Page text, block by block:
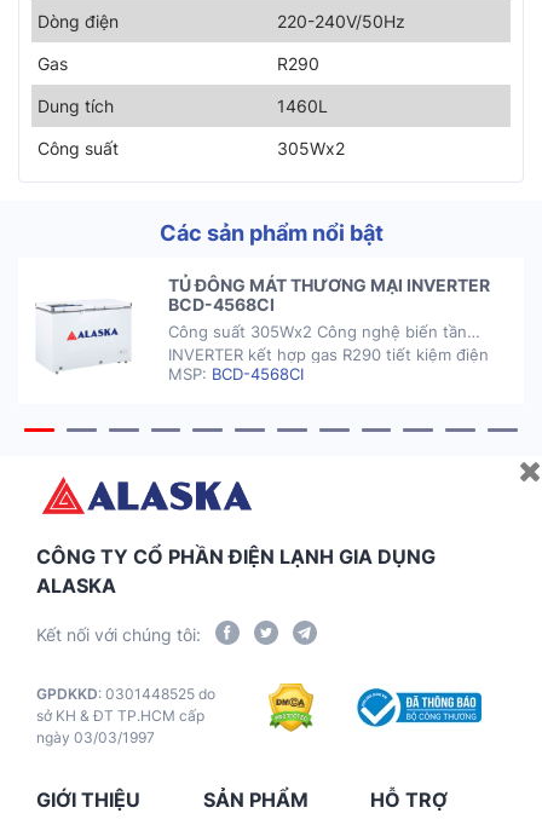
Dòng điện 220-240V/50Hz
Gas R290
Dung tích 1460L
Công suất 305Wx2
Các sản phẩm nổi bật
TỦ ĐÔNG MÁT THƯƠNG MẠI INVERTER
BCD-4568CI
Công suất 305Wx2 Công nghệ biến tần
INVERTER kết hợp gas R290 tiết kiệm điện
năng Dàn lạnh ống đồng nhanh lạnh, siêu
MSP: BCD-4568CI
CÔNG TY CỔ PHẦN ĐIỆN LẠNH GIA DỤNG
ALASKA
Kết nối với chúng tôi:
GPDKKD: 0301448525 do
sở KH & ĐT TP.HCM cấp
ngày 03/03/1997
GIỚI THIỆU SẢN PHẨM HỖ TRỢ